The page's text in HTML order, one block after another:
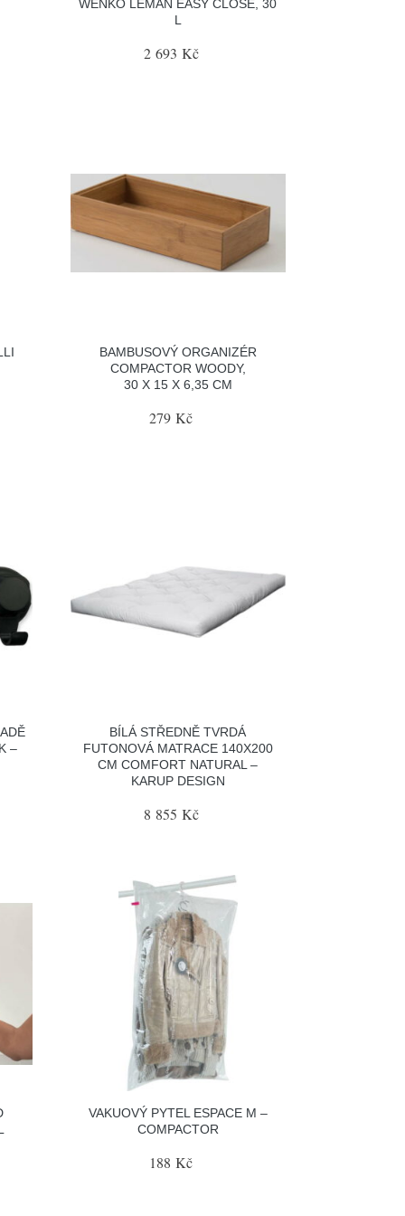
WENKO LEMAN EASY CLOSE, 30
L
2 693 Kč
BAMBUSOVÝ ORGANIZÉR
COMPACTOR WOODY,
30 X 15 X 6,35 CM
279 Kč
–
BÍLÁ STŘEDNĚ TVRDÁ
FUTONOVÁ MATRACE 140X200
CM COMFORT NATURAL –
KARUP DESIGN
8 855 Kč
VAKUOVÝ PYTEL ESPACE M –
COMPACTOR
188 Kč